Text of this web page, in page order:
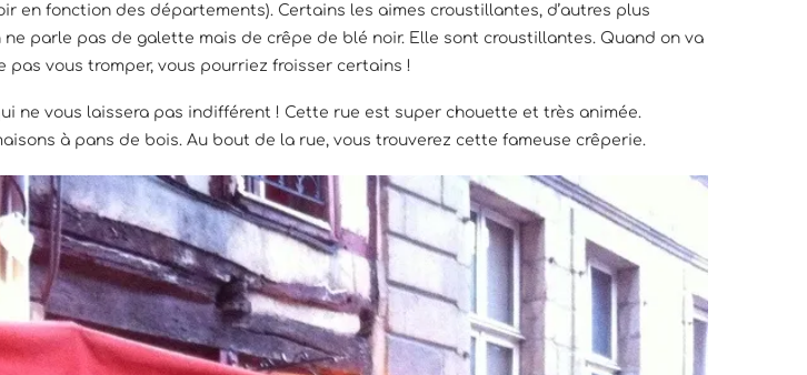
en fonction des départements). Certains les aimes croustillantes, d’autres plus
parle pas de galette mais de crêpe de blé noir. Elle sont croustillantes. Quand on va
vous tromper, vous pourriez froisser certains !
ne vous laissera pas indifférent ! Cette rue est super chouette et très animée.
à pans de bois. Au bout de la rue, vous trouverez cette fameuse crêperie.